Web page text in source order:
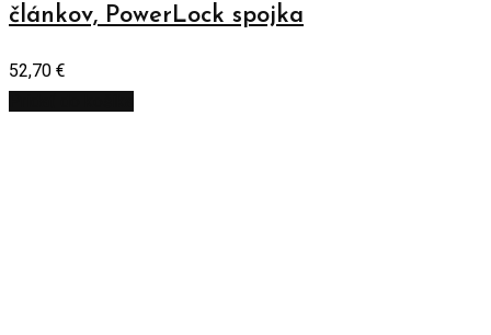
článkov, PowerLock spojka
52,70 €